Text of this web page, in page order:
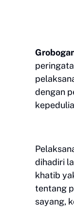
dengan
dihadiri
khatib
tentang
sayang,